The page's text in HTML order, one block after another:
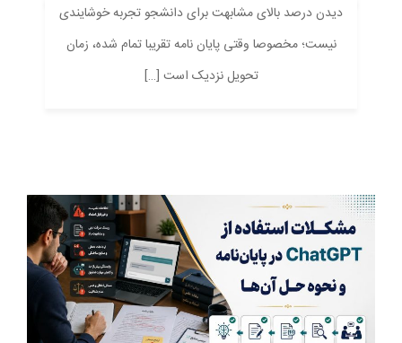
دیدن درصد بالای مشابهت برای دانشجو تجربه خوشایندی
نیست؛ مخصوصا وقتی پایان نامه تقریبا تمام شده، زمان
تحویل نزدیک است […]